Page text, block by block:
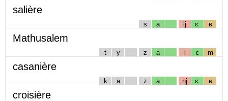
salière
s a lj ɛː ʁ
Mathusalem
t y z a l ɛ m
casanière
k a z a nj ɛː ʁ
croisière